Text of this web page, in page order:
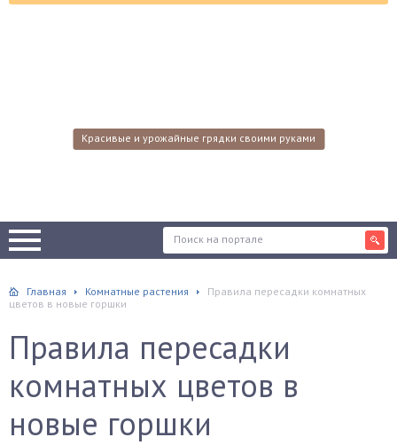
Красивые и урожайные грядки своими руками
Главная Комнатные растения
Правила пересадки комнатных
цветов в новые горшки
Правила пересадки
комнатных цветов в
новые горшки